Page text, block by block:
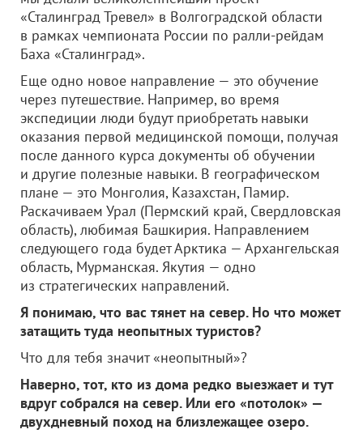
«Сталинград Тревел» в Волгоградской области
в рамках чемпионата России по ралли-рейдам
Баха «Сталинград».
Еще одно новое направление — это обучение
через путешествие. Например, во время
экспедиции люди будут приобретать навыки
оказания первой медицинской помощи, получая
после данного курса документы об обучении
и другие полезные навыки. В географическом
плане — это Монголия, Казахстан, Памир.
Раскачиваем Урал (Пермский край, Свердловская
область), любимая Башкирия. Направлением
следующего года будет Арктика — Архангельская
область, Мурманская. Якутия — одно
из стратегических направлений.
Я понимаю, что вас тянет на север. Но что может
затащить туда неопытных туристов?
Что для тебя значит «неопытный»?
Наверно, тот, кто из дома редко выезжает и тут
вдруг собрался на север. Или его «потолок» —
двухдневный поход на близлежащее озеро.